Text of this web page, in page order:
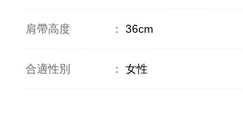
肩帶高度 ： 36cm
合適性別 ： 女性